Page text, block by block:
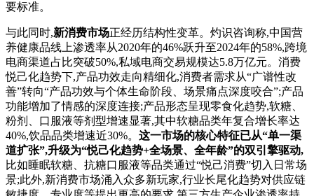
要标准。
与此同时,新消费市场正经历结构性变革。灼识咨询称,中国营
养健康品线上渗透率从2020年的46%跃升至2024年的58%,跨境
电商渠道占比突破50%,私域电商交易规模达5.8万亿元。消费
悦己化趋势下,产品功效走向精细化,消费者需求从“广谱性改
善”转向“产品功效与个体生命阶段、场景痛点深度咬合”;产品
功能增加了情感的深度连接;产品形态呈现零食化趋势,软糖、
粉剂、口服液等剂型增速显著,其中软糖品类年复合增长率达
40%,饮品品类增速近30%。 这一市场的核心特征已从“单一渠
道扩张”,升级为“悦己化趋势+全场景、全年龄”的双引擎驱动,
比如睡眠软糖、抗糖口服液等品类通过“悦己消费”切入日常场
景;此外,新消费市场涌入众多新玩家,行业长尾化趋势对供应链